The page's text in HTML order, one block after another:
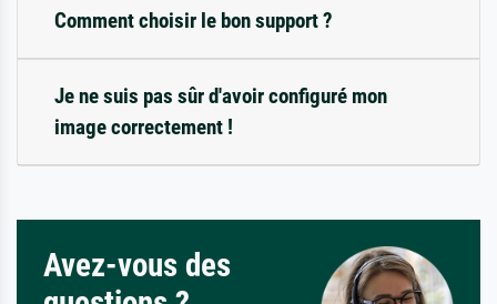
Comment choisir le bon support ?
Je ne suis pas sûr d'avoir configuré mon
image correctement !
Avez-vous des